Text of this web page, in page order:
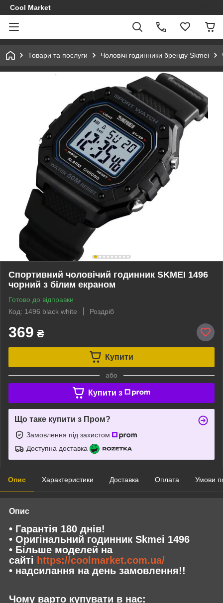
Cool Market
Товари та послуги Чоловічі годинники бренду Skmei
Спортивний чоловічий годинник SKMEI 1496
чорний з білим екраном
Готово до відправки
Код: 1496 black white
Роздріб
369 ₴
Купити
або
Купити з
Що таке купити з Пром?
Замовлення під захистом
Доступна доставка
Опис Характеристики Доставка Оплата Умови
Опис
• Гарантія 180 днів!
• Оригінальний годинник Skmei 1496
• Більше моделей на
сайті https://coolmarket.com.ua/
• надсилання на день замовлення!!
Чому варто купувати в нас: